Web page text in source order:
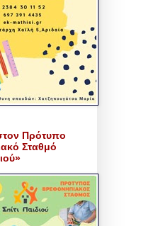
Πρότυπο
Σταθμό